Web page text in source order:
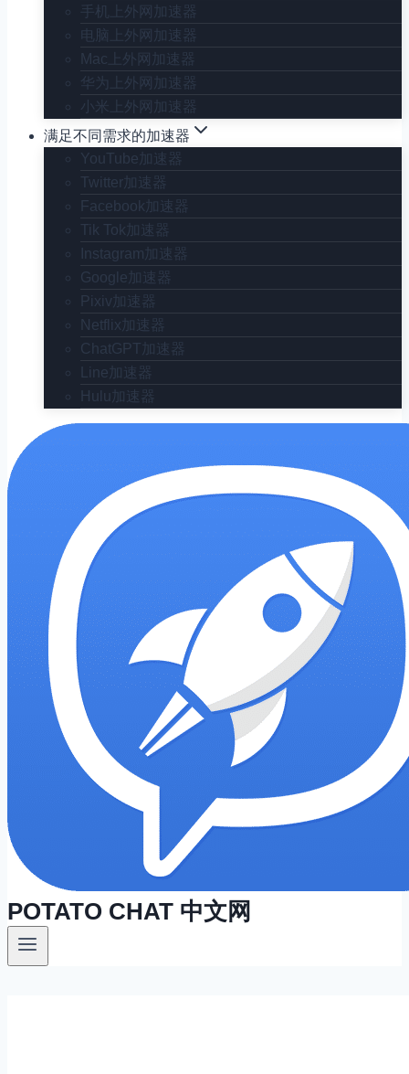
手机上外网加速器
电脑上外网加速器
Mac上外网加速器
华为上外网加速器
小米上外网加速器
满足不同需求的加速器
YouTube加速器
Twitter加速器
Facebook加速器
Tik Tok加速器
Instagram加速器
Google加速器
Pixiv加速器
Netflix加速器
ChatGPT加速器
Line加速器
Hulu加速器
POTATO CHAT 中文网